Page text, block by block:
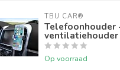
TBU CAR®
Telefoonhouder
ventilatiehouder
Op voorraad